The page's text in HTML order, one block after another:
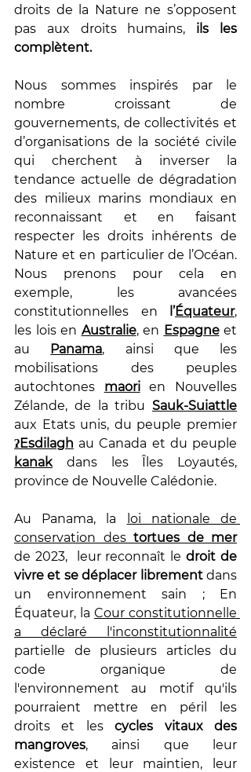
droits de la Nature ne s’opposent
pas aux droits humains, ils les
complètent.
Nous sommes inspirés par le
nombre croissant de
gouvernements, de collectivités et
d’organisations de la société civile
qui cherchent à inverser la
tendance actuelle de dégradation
des milieux marins mondiaux en
reconnaissant et en faisant
respecter les droits inhérents de
Nature et en particulier de l’Océan.
Nous prenons pour cela en
exemple, les avancées
constitutionnelles en
l’Équateur,
les lois en Australie, en Espagne et
au Panama, ainsi que les
mobilisations des peuples
autochtones maori en Nouvelles
Zélande, de la tribu Sauk-Suiattle
ʔEsdilagh
kanak dans les Îles Loyautés,
province de Nouvelle Calédonie.
Au Panama, la
loi nationale de
conservation des tortues de mer
de 2023,  leur reconnaît le droit de
vivre et se déplacer librement dans
un environnement sain ; En
Équateur, la Cour constitutionnelle
a déclaré l'inconstitutionnalité
partielle de plusieurs articles du
code organique de
l'environnement au motif qu'ils
pourraient mettre en péril les
droits et les cycles vitaux des
mangroves, ainsi que leur
existence et leur maintien, leur